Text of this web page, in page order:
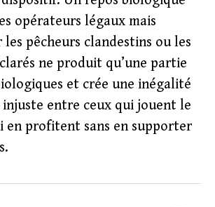
opérateurs légaux mais
pêcheurs clandestins ou les
ne produit qu’une partie
et crée une inégalité
entre ceux qui jouent le
en profitent sans en supporter